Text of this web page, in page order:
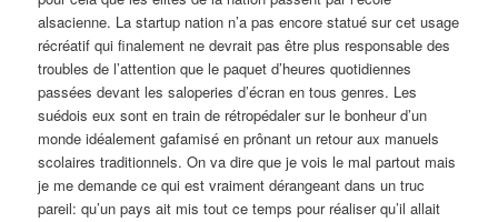
alsacienne. La startup nation n’a pas encore statué sur cet usage
récréatif qui finalement ne devrait pas être plus responsable des
troubles de l’attention que le paquet d’heures quotidiennes
passées devant les saloperies d’écran en tous genres. Les
suédois eux sont en train de rétropédaler sur le bonheur d’un
monde idéalement gafamisé en prônant un retour aux manuels
scolaires traditionnels. On va dire que je vois le mal partout mais
je me demande ce qui est vraiment dérangeant dans un truc
pareil: qu’un pays ait mis tout ce temps pour réaliser qu’il allait